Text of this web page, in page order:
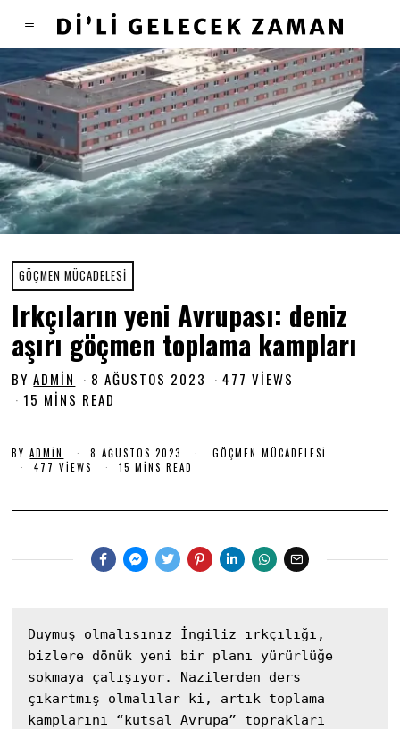
GÖÇMEN MÜCADELESI
Irkçıların yeni Avrupası: deniz
aşırı göçmen toplama kampları
BYADMIN 8 AĞUSTOS 2023
L
2
2
3
477 VIEWS
15 MINS READ
BYADMIN 8 AĞUSTOS 2023
A
0
GÖÇMEN MÜCADELESI
477 VIEWS
15 MINS READ
Duymuş olmalısınız İngiliz ırkçılığı,
bizlere dönük yeni bir planı yürürlüğe
sokmaya çalışıyor. Nazilerden ders
çıkartmış olmalılar ki, artık toplama
kamplarını “kutsal Avrupa” toprakları